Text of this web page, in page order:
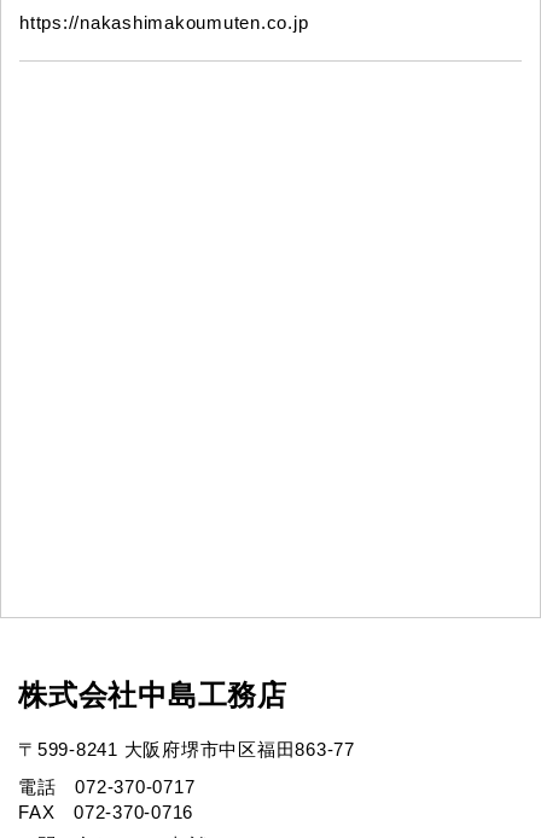
https://nakashimakoumuten.co.jp
株式会社中島工務店
〒599-8241 大阪府堺市中区福田863-77
電話 072-370-0717
FAX 072-370-0716